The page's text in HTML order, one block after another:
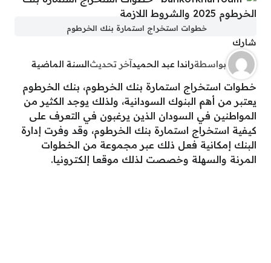
خطوات استخراج استمارة بنك الخرطوم
شارك
بواسطةراندا عبد الحميدآخر تحديثالسنة الماضية
خطوات استخراج استمارة بنك الخرطوم، بنك الخرطوم
يعتبر من أهم البنوك السودانية، ولذلك يوجد الكثير من
المواطنين في السودان الذين يرغبون في التعرف على
كيفية استخراج استمارة بنك الخرطوم، وقد وفرت إدارة
البنك إمكانية فعل ذلك عبر مجموعة من الخطوات
المرنة والسهلة وخصصت لذلك موقعا إلكترونيا.